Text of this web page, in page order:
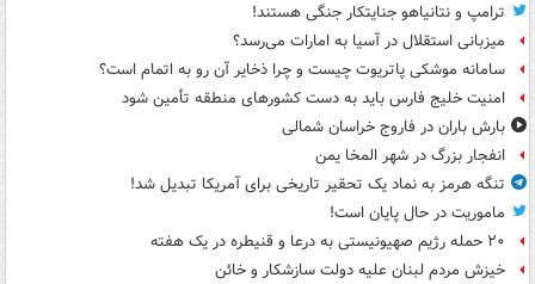
ترامپ و نتانیاهو جنایتکار جنگی هستند!
میزبانی استقلال در آسیا به امارات می‌رسد؟
سامانه موشکی پاتریوت چیست و چرا ذخایر آن رو به اتمام است؟
امنیت خلیج فارس باید به دست کشورهای منطقه تأمین شود
بارش باران در فاروج خراسان شمالی
انفجار بزرگ در شهر المخا یمن
تنگه هرمز به نماد یک تحقیر تاریخی برای آمریکا تبدیل شد!
ماموریت در حال پایان است!
۲۰ حمله رژیم صهیونیستی به درعا و قنیطره در یک هفته
خیزش مردم لبنان علیه دولت سازشکار و خائن